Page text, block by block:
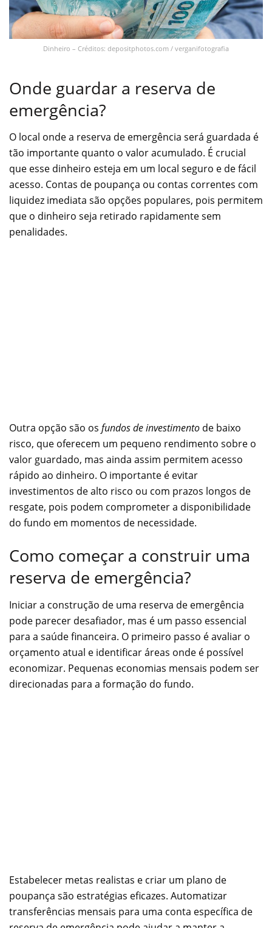
Dinheiro – Créditos: depositphotos.com / verganifotografia
Onde guardar a reserva de
emergência?
O local onde a reserva de emergência será guardada é
tão importante quanto o valor acumulado. É crucial
que esse dinheiro esteja em um local seguro e de fácil
acesso. Contas de poupança ou contas correntes com
liquidez imediata são opções populares, pois permitem
que o dinheiro seja retirado rapidamente sem
penalidades.
Outra opção são os fundos de investimento de baixo
risco, que oferecem um pequeno rendimento sobre o
valor guardado, mas ainda assim permitem acesso
rápido ao dinheiro. O importante é evitar
investimentos de alto risco ou com prazos longos de
resgate, pois podem comprometer a disponibilidade
do fundo em momentos de necessidade.
Como começar a construir uma
reserva de emergência?
Iniciar a construção de uma reserva de emergência
pode parecer desafiador, mas é um passo essencial
para a saúde financeira. O primeiro passo é avaliar o
orçamento atual e identificar áreas onde é possível
economizar. Pequenas economias mensais podem ser
direcionadas para a formação do fundo.
Estabelecer metas realistas e criar um plano de
poupança são estratégias eficazes. Automatizar
transferências mensais para uma conta específica de